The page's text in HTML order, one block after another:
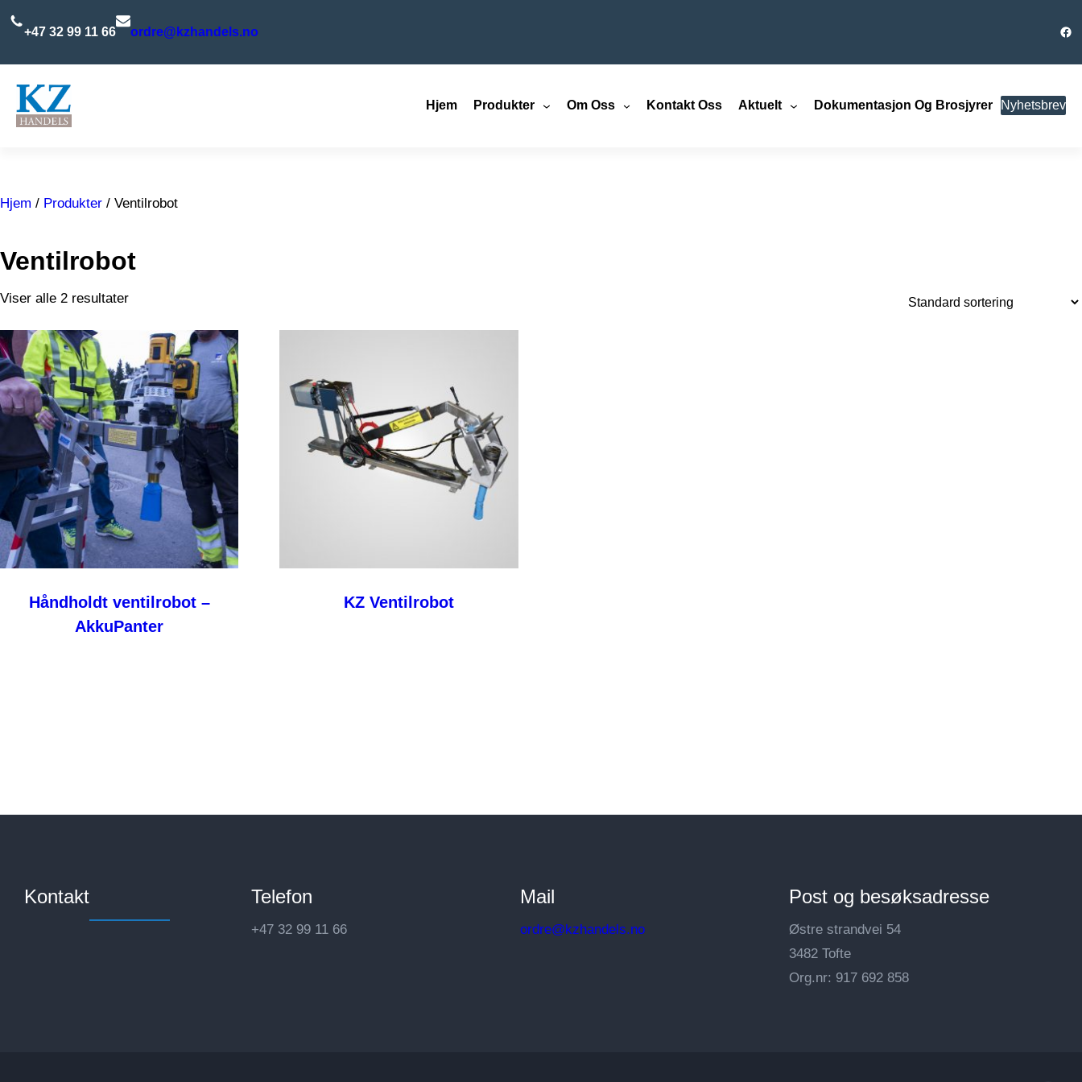
+47 32 99 11 66 ordre@kzhandels.no
Hjem Produkter Om Oss Kontakt Oss Aktuelt Dokumentasjon Og Brosjyrer Nyhetsbrev
Hjem / Produkter / Ventilrobot
Ventilrobot
Viser alle 2 resultater
Håndholdt ventilrobot –
AkkuPanter
KZ Ventilrobot
Kontakt Telefon
+47 32 99 11 66
Mail
ordre@kzhandels.no
Post og besøksadresse
Østre strandvei 54
3482 Tofte
Org.nr: 917 692 858